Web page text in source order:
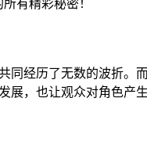
有精彩秘密！
同经历了无数的波折。
，也让观众对角色产